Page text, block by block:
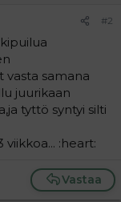
#2
vasta samana
juurikaan
tyttö syntyi silti
viikkoa... :heart:
Vastaa